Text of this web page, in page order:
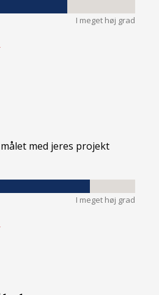
I meget høj grad
med jeres projekt
I meget høj grad